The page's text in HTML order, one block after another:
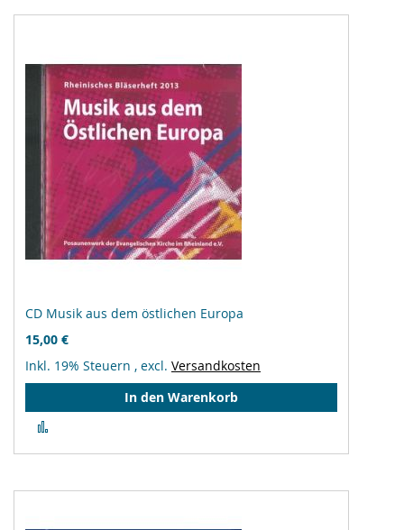
CD Musik aus dem östlichen Europa
15,00 €
Inkl. 19% Steuern , excl. Versandkosten
In den Warenkorb
hinzufügen